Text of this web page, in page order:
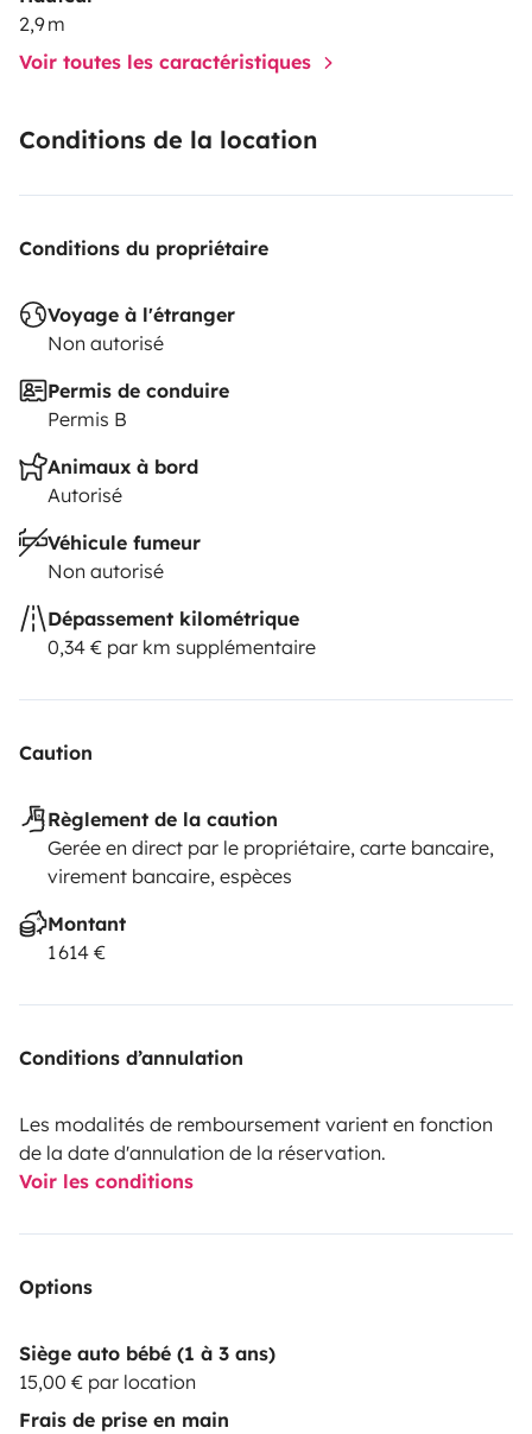
2,9 m
Voir toutes les caractéristiques
Conditions de la location
Conditions du propriétaire
Voyage à l'étranger
Non autorisé
Permis de conduire
Permis B
Animaux à bord
Autorisé
Véhicule fumeur
Non autorisé
Dépassement kilométrique
0,34 € par km supplémentaire
Caution
Règlement de la caution
Gerée en direct par le propriétaire, carte bancaire,
virement bancaire, espèces
Montant
1 614 €
Conditions d’annulation
Les modalités de remboursement varient en fonction
de la date d'annulation de la réservation.
Voir les conditions
Options
Siège auto bébé (1 à 3 ans)
15,00 € par location
Frais de prise en main